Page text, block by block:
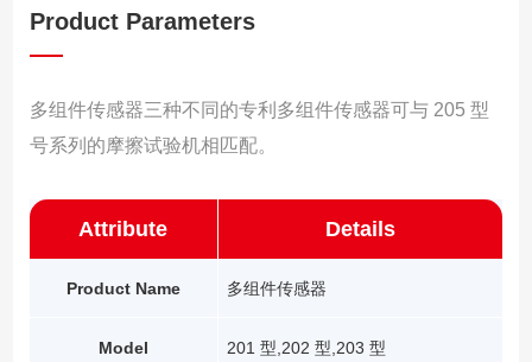
Product Parameters
多组件传感器三种不同的专利多组件传感器可与 205 型
号系列的摩擦试验机相匹配。
Attribute
Product Name
Model
Details
多组件传感器
201 型,202 型,203 型